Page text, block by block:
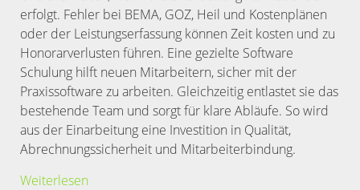
erfolgt. Fehler bei BEMA, GOZ, Heil und Kostenplänen
oder der Leistungserfassung können Zeit kosten und zu
Honorarverlusten führen. Eine gezielte Software
Schulung hilft neuen Mitarbeitern, sicher mit der
Praxissoftware zu arbeiten. Gleichzeitig entlastet sie das
bestehende Team und sorgt für klare Abläufe. So wird
aus der Einarbeitung eine Investition in Qualität,
Abrechnungssicherheit und Mitarbeiterbindung.
Weiterlesen